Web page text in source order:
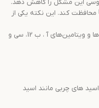
این مشکل را کاهش دهد.
: در یکی از تحقیقات انجام شده راجع به خواص آلوئه ورا مشخص شده است ، استفاده از عصاره تازه این گیاه می‌تواند از موها در برابر اشعه ماورا بنفش خورشید یا UV محافظت کند. این نکته یکی از
آلوورا شامل ترکیبات فعال و مواد معدنی خاصی است که همگی به بالا رفتن استحکام مو های شما کمک می‌کنند. در ترکیبات این گیاه کم نظیر انواع اسید های چرب ، آمینو اسیدها و ویتامین‌های آ ، ب 12، سی و
های چربی مانند اسید